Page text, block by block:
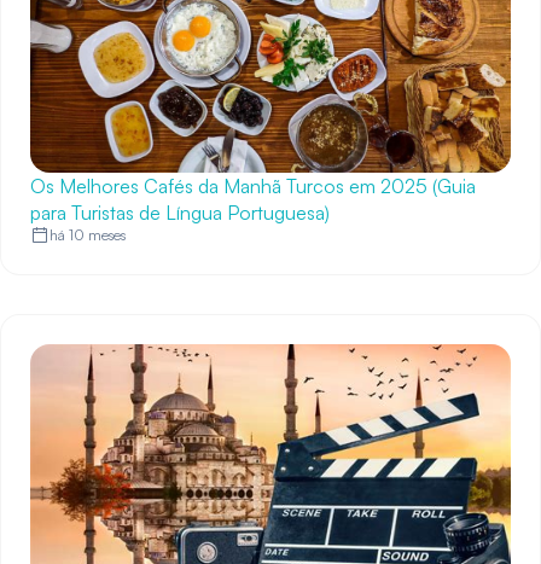
Os Melhores Cafés da Manhã Turcos em 2025 (Guia
para Turistas de Língua Portuguesa)
há 10 meses